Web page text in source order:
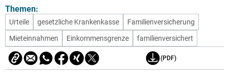
Themen:
Urteile gesetzliche Krankenkasse
Familienversicherung
Mieteinnahmen
Einkommensgrenze familienversichert
(PDF)